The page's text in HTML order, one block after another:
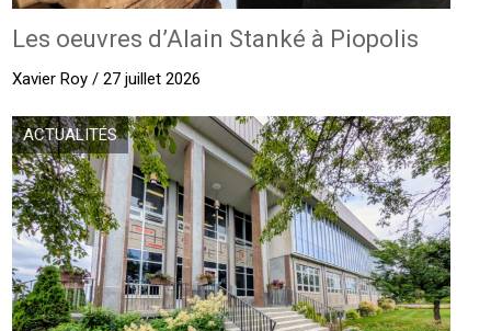
Les oeuvres d’Alain Stanké à Piopolis
Xavier Roy / 27 juillet 2026
ACTUALITÉS